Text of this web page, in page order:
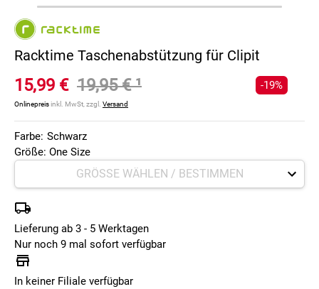
Racktime Taschenabstützung für Clipit
15,99 € 19,95 €¹
Onlinepreisinkl. MwSt, zzgl. Versand
-19%
Farbe: Schwarz
Größe: One Size
Lieferung ab 3 - 5 Werktagen
Nur noch 9 mal sofort verfügbar
In keiner Filiale verfügbar